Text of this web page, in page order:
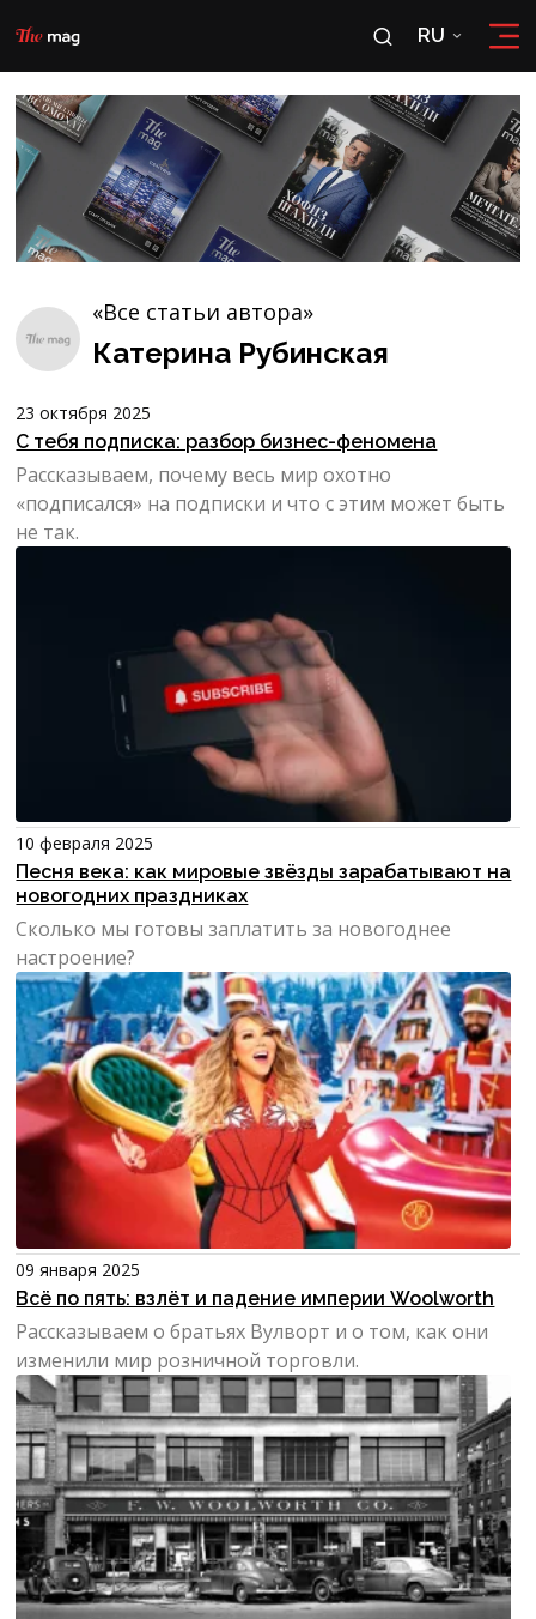
RU
RU
OʻZ
«Все статьи автора»
Катерина Рубинская
23 октября 2025
С тебя подписка: разбор бизнес-феномена
Рассказываем, почему весь мир охотно
«подписался» на подписки и что с этим может быть
не так.
10 февраля 2025
Песня века: как мировые звёзды зарабатывают на
новогодних праздниках
Сколько мы готовы заплатить за новогоднее
настроение?
09 января 2025
Всё по пять: взлёт и падение империи Woolworth
Рассказываем о братьях Вулворт и о том, как они
изменили мир розничной торговли.